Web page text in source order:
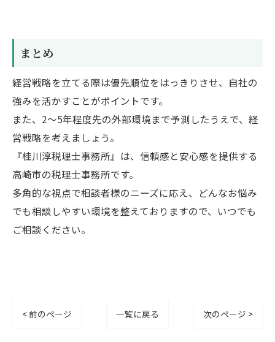
まとめ
経営戦略を立てる際は優先順位をはっきりさせ、自社の
強みを活かすことがポイントです。
また、2〜5年程度先の外部環境まで予測したうえで、経
営戦略を考えましょう。
『桂川淳税理士事務所』は、信頼感と安心感を提供する
高崎市の税理士事務所です。
多角的な視点で相談者様のニーズに応え、どんなお悩み
でも相談しやすい環境を整えておりますので、いつでも
ご相談ください。
< 前のページ 一覧に戻る 次のページ >